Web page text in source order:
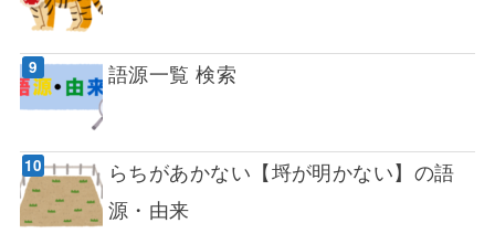
語源一覧 検索
らちがあかない【埒が明かない】の語
源・由来